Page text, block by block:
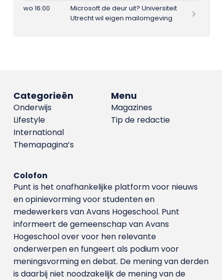
wo 16:00
Microsoft de deur uit? Universiteit
Utrecht wil eigen mailomgeving
Menu
Magazines
Tip de redactie
Categorieën
Onderwijs
Lifestyle
International
Themapagina’s
Colofon
Punt is het onafhankelijke platform voor nieuws
en opinievorming voor studenten en
medewerkers van Avans Hoge­school. Punt
informeert de gemeenschap van Avans
Hogeschool over voor hen relevante
onderwerpen en fungeert als podium voor
meningsvorming en debat. De mening van derden
is daarbij niet noodzakelijk de mening van de